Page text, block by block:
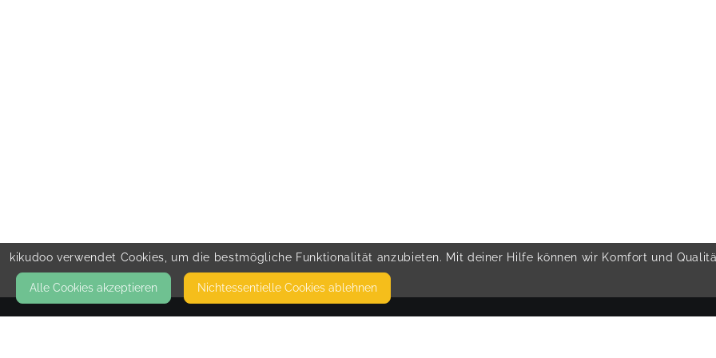
kikudoo verwendet Cookies, um die bestmögliche Funktionalität anzubieten. Mit deiner Hilfe können wir Komfort und
Alle Cookies akzeptieren Nicht­essentielle Cookies ablehnen